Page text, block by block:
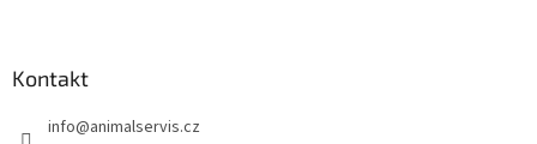
Kontakt
info@animalservis.cz